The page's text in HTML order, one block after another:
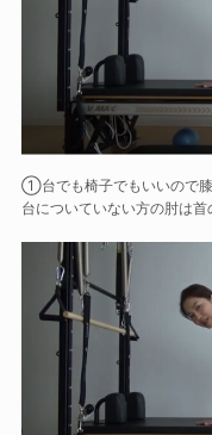
①台でも椅子でもいいので膝
台についていない方の肘は首